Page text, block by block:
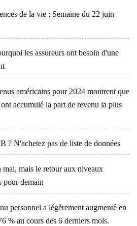
de la vie : Semaine du 22 juin
les assureurs ont besoin d'une
américains pour 2024 montrent que
accumulé la part de revenu la plus
? N'achetez pas de liste de données
mais le retour aux niveaux
pour demain
personnel a légèrement augmenté en
% au cours des 6 derniers mois.